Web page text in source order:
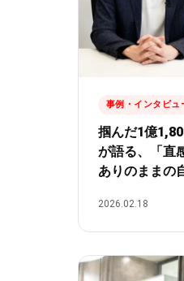
事例・インタビュ
掴んだ1億
が語る、「直
ありのままの
2026.02.18